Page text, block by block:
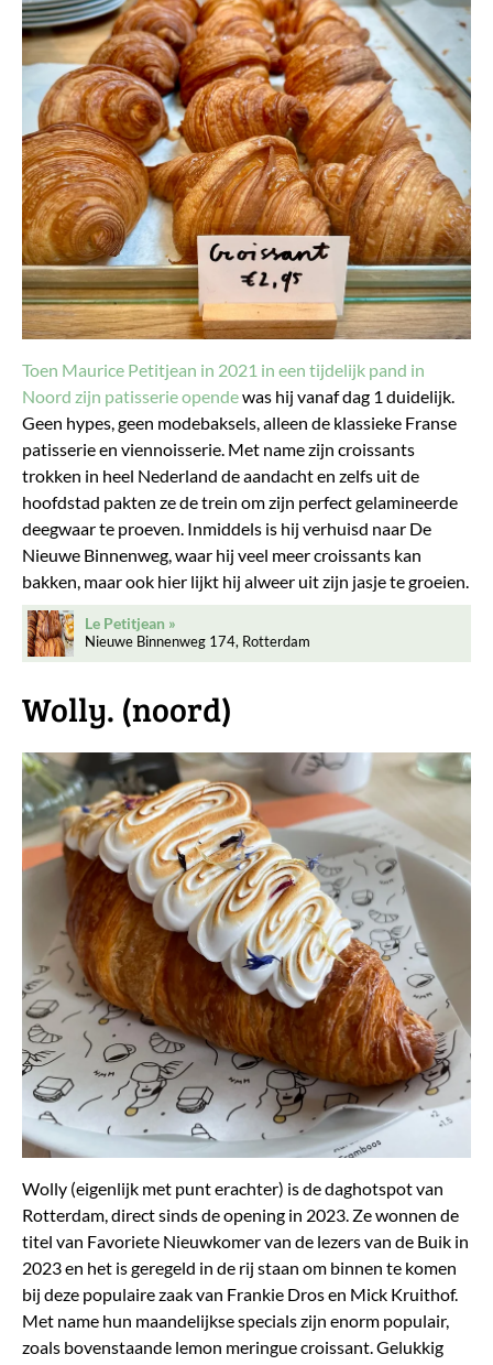
Toen Maurice Petitjean in 2021 in een tijdelijk pand in
Noord zijn patisserie opendewas hij vanaf dag 1 duidelijk.
Geen hypes, geen modebaksels, alleen de klassieke Franse
patisserie en viennoisserie. Met name zijn croissants
trokken in heel Nederland de aandacht en zelfs uit de
hoofdstad pakten ze de trein om zijn perfect gelamineerde
deegwaar te proeven. Inmiddels is hij verhuisd naar De
Nieuwe Binnenweg, waar hij veel meer croissants kan
bakken, maar ook hier lijkt hij alweer uit zijn jasje te groeien.
Le Petitjean
Nieuwe Binnenweg 174, Rotterdam
Wolly. (noord)
Wolly (eigenlijk met punt erachter) is de daghotspot van
Rotterdam, direct sinds de opening in 2023. Ze wonnen de
titel van Favoriete Nieuwkomer van de lezers van de Buik in
2023 en het is geregeld in de rij staan om binnen te komen
bij deze populaire zaak van Frankie Dros en Mick Kruithof.
Met name hun maandelijkse specials zijn enorm populair,
zoals bovenstaande lemon meringue croissant. Gelukkig